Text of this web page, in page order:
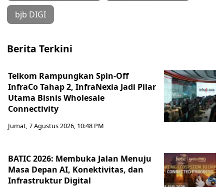
bjb DIGI
Berita Terkini
Telkom Rampungkan Spin-Off
InfraCo Tahap 2, InfraNexia Jadi Pilar
Utama Bisnis Wholesale
Connectivity
Jumat, 7 Agustus 2026, 10:48 PM
BATIC 2026: Membuka Jalan Menuju
Masa Depan AI, Konektivitas, dan
Infrastruktur Digital